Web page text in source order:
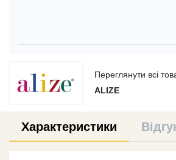
Переглянути всі
ALIZE
Характеристики